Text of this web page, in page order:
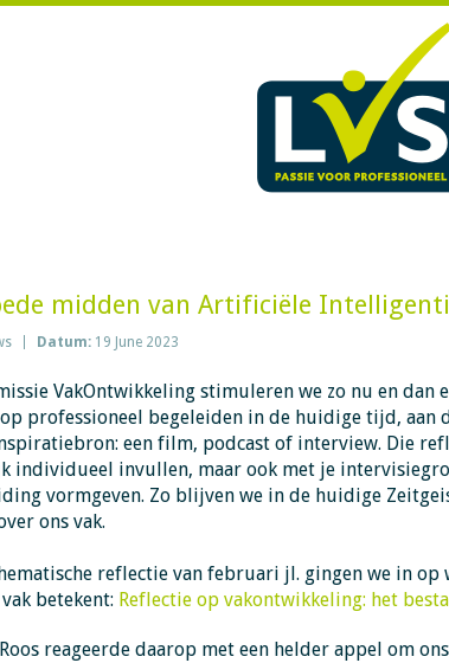
midden van Artificiële
Datum: 19 June 2023
VakOntwikkeling stimuleren we zo nu en dan
professioneel begeleiden in de huidige tijd, aan
een film, podcast of interview. Die
individueel invullen, maar ook met je
vormgeven. Zo blijven we in de huidige
ons vak.
reflectie van februari jl. gingen we in op
betekent: Reflectie op vakontwikkeling: het
reageerde daarop met een helder appel om